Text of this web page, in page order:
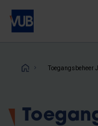
Overslaan
naar
inhoud
Toegangsbeheer